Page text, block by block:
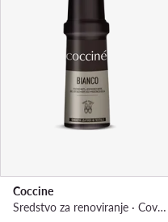
Coccine
Sredstvo za renoviranje · Covering White 55/01/75/Z/v3